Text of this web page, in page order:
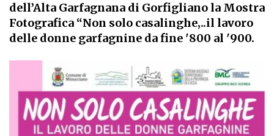
dell’Alta Garfagnana di Gorfigliano la Mostra
Fotografica “Non solo casalinghe,..il lavoro
delle donne garfagnine da fine '800 al '900.